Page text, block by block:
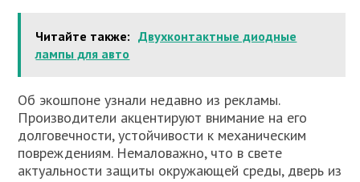
Читайте также: Двухконтактные диодные
лампы для авто
Об экошпоне узнали недавно из рекламы.
Производители акцентируют внимание на его
долговечности, устойчивости к механическим
повреждениям. Немаловажно, что в свете
актуальности защиты окружающей среды, дверь из